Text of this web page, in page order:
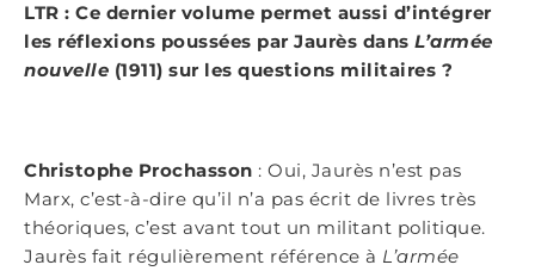
LTR : Ce dernier volume permet aussi d’intégrer
les réflexions poussées par Jaurès dans L’armée
nouvelle (1911) sur les questions militaires ?
Christophe Prochasson : Oui, Jaurès n’est pas
Marx, c’est-à-dire qu’il n’a pas écrit de livres très
théoriques, c’est avant tout un militant politique.
Jaurès fait régulièrement référence à L’armée